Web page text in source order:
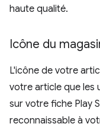
haute qualité.
Icône du
L'icône de votre
votre article que les
sur votre fiche Play
reconnaissable à